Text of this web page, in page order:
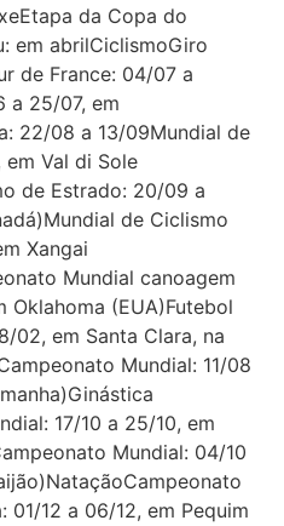
da Copa do
em abrilCiclismoGiro
de France: 04/07 a
a 25/07, em
22/08 a 13/09Mundial de
Val di Sole
de Estrado: 20/09 a
de Ciclismo
Xangai
Mundial canoagem
Oklahoma (EUA)Futebol
02, em Santa Clara, na
Mundial: 11/08
17/10 a 25/10, em
Mundial: 04/10
01/12 a 06/12, em Pequim